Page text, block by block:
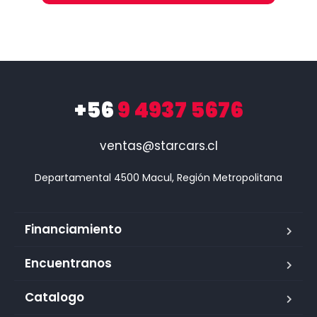
+569 4937 5676
ventas@starcars.cl
Financiamiento
Encuentranos
Catalogo